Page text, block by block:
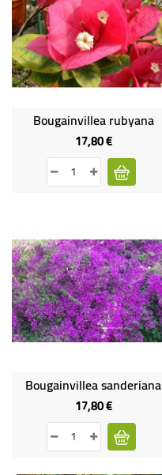
Bougainvillea rubyana
17,80 €Prix
Bougainvillea sanderiana
17,80 €Prix